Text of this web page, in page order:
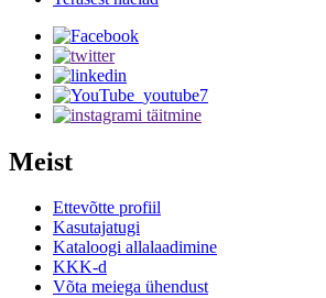
Meist
Ettevõtte profiil
Kasutajatugi
Kataloogi allalaadimine
KKK-d
Võta meiega ühendust